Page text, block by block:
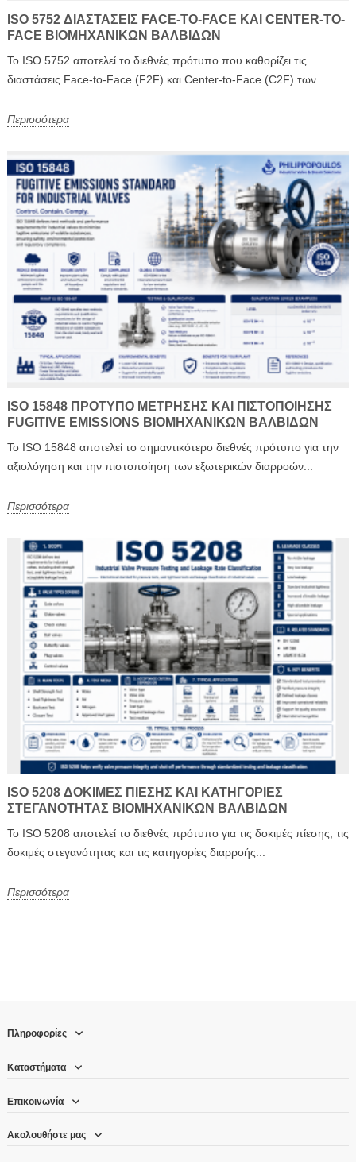
ISO 5752 ΔΙΑΣΤΆΣΕΙΣ FACE-TO-FACE ΚΑΙ CENTER-TO-
FACE ΒΙΟΜΗΧΑΝΙΚΏΝ ΒΑΛΒΊΔΩΝ
Το ISO 5752 αποτελεί το διεθνές πρότυπο που καθορίζει τις
διαστάσεις Face-to-Face (F2F) και Center-to-Face (C2F) των...
Περισσότερα
ISO 15848 ΠΡΌΤΥΠΟ ΜΈΤΡΗΣΗΣ ΚΑΙ ΠΙΣΤΟΠΟΊΗΣΗΣ
FUGITIVE EMISSIONS ΒΙΟΜΗΧΑΝΙΚΏΝ ΒΑΛΒΊΔΩΝ
Το ISO 15848 αποτελεί το σημαντικότερο διεθνές πρότυπο για την
αξιολόγηση και την πιστοποίηση των εξωτερικών διαρροών...
Περισσότερα
ISO 5208 ΔΟΚΙΜΈΣ ΠΊΕΣΗΣ ΚΑΙ ΚΑΤΗΓΟΡΊΕΣ
ΣΤΕΓΑΝΌΤΗΤΑΣ ΒΙΟΜΗΧΑΝΙΚΏΝ ΒΑΛΒΊΔΩΝ
Το ISO 5208 αποτελεί το διεθνές πρότυπο για τις δοκιμές πίεσης, τις
δοκιμές στεγανότητας και τις κατηγορίες διαρροής...
Περισσότερα
Πληροφορίες
Καταστήματα
Επικοινωνία
Ακολουθήστε μας